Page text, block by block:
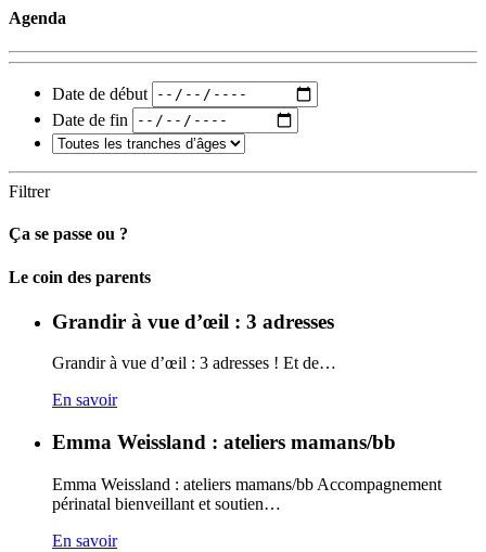
Agenda
Date de début
Date de fin
Filtrer
Ça se passe ou ?
Carto
Le coin des parents
Grandir à vue d’œil : 3 adresses
Grandir à vue d’œil : 3 adresses ! Et de…
En savoir
Emma Weissland : ateliers mamans/bb
Emma Weissland : ateliers mamans/bb Accompagnement
périnatal bienveillant et soutien…
En savoir